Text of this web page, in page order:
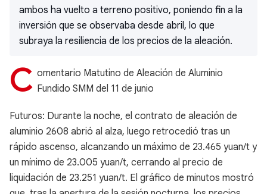
ambos ha vuelto a terreno positivo, poniendo fin a la
inversión que se observaba desde abril, lo que
subraya la resiliencia de los precios de la aleación.
C omentario Matutino de Aleación de Aluminio
Fundido SMM del 11 de junio
Futuros: Durante la noche, el contrato de aleación de
aluminio 2608 abrió al alza, luego retrocedió tras un
rápido ascenso, alcanzando un máximo de 23.465 yuan/t y
un mínimo de 23.005 yuan/t, cerrando al precio de
liquidación de 23.251 yuan/t. El gráfico de minutos mostró